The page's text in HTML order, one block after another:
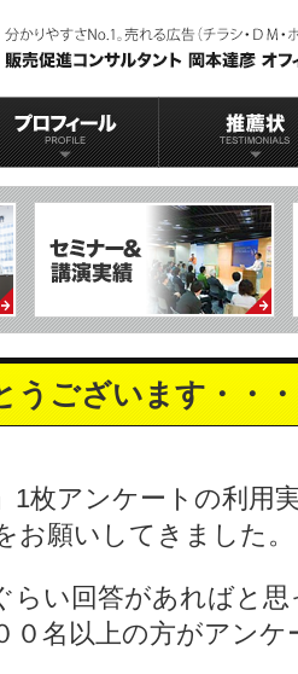
うございます・・
1枚アンケートの利用
お願いしてきました。
らい回答があればと
０名以上の方がアンケ